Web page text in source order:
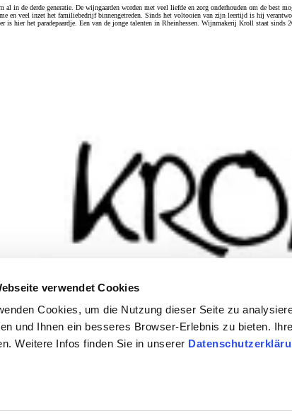
verwendet Cookies
Cookies, um die Nutzung dieser Seite zu
und Ihnen ein besseres Browser-Erlebnis zu bieten.
Weitere Infos finden Sie in unserer
in de derde generatie. De wijngaarden worden met veel liefde en zorg onderhouden om de
en veel inzet het familiebedrijf binnengetreden. Sinds het voltooien van zijn leertijd is hij
is hier het paradepaardje. Een van de jonge talenten in Rheinhessen. Wijnmakerij Kroll staat